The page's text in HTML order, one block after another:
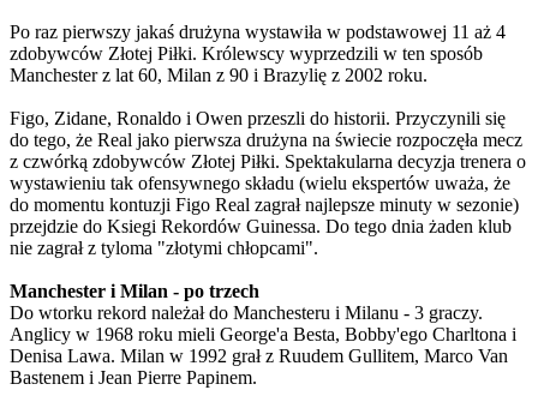
Po raz pierwszy jakaś drużyna wystawiła w podstawowej 11 aż 4
zdobywców Złotej Piłki. Królewscy wyprzedzili w ten sposób
Manchester z lat 60, Milan z 90 i Brazylię z 2002 roku.
Figo, Zidane, Ronaldo i Owen przeszli do historii. Przyczynili się
do tego, że Real jako pierwsza drużyna na świecie rozpoczęła mecz
z czwórką zdobywców Złotej Piłki. Spektakularna decyzja trenera o
wystawieniu tak ofensywnego składu (wielu ekspertów uważa, że
do momentu kontuzji Figo Real zagrał najlepsze minuty w sezonie)
przejdzie do Ksiegi Rekordów Guinessa. Do tego dnia żaden klub
nie zagrał z tyloma "złotymi chłopcami".
Manchester i Milan - po trzech
Do wtorku rekord należał do Manchesteru i Milanu - 3 graczy.
Anglicy w 1968 roku mieli George'a Besta, Bobby'ego Charltona i
Denisa Lawa. Milan w 1992 grał z Ruudem Gullitem, Marco Van
Bastenem i Jean Pierre Papinem.